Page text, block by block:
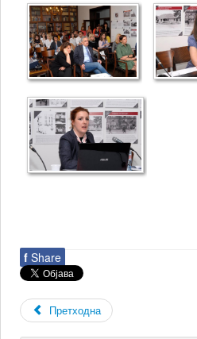
f Share
Претходна